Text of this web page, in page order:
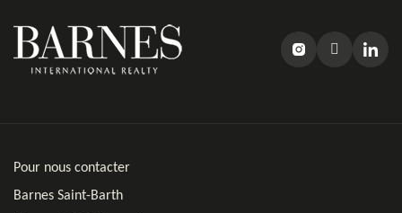
Pour nous contacter
Barnes Saint-Barth